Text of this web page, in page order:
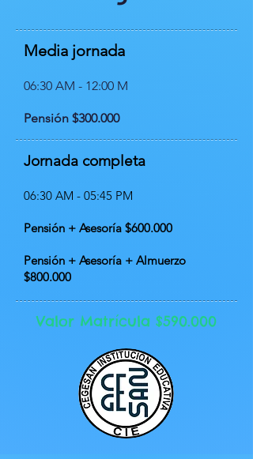
Media jornada
06:30 AM - 12:00 M
Pensión $300.000
Jornada completa
06:30 AM - 05:45 PM
Pensión + Asesoría $600.000
Pensión + Asesoría + Almuerzo
$800.000
Valor Matrícula $590.000